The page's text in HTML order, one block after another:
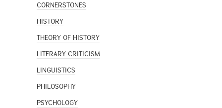
CORNERSTONES
HISTORY
THEORY OF HISTORY
LITERARY CRITICISM
LINGUISTICS
PHILOSOPHY
PSYCHOLOGY